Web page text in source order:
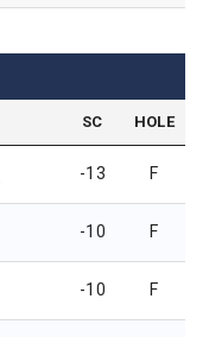
SC HOLE
-13 F
-10 F
-10 F